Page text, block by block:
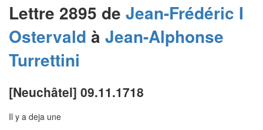
Lettre 2895 de Jean-Frédéric I
Ostervald à Jean-Alphonse
Turrettini
[Neuchâtel] 09.11.1718
Il y a deja une